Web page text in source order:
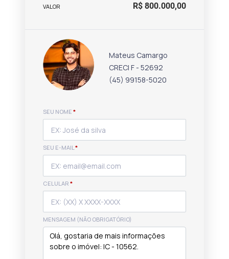
VALOR R$ 800.000,00
Mateus Camargo
CRECI F - 52692
(45) 99158-5020
SEU NOME *
SEU E-MAIL*
CELULAR *
MENSAGEM (NÃO OBRIGATÓRIO)